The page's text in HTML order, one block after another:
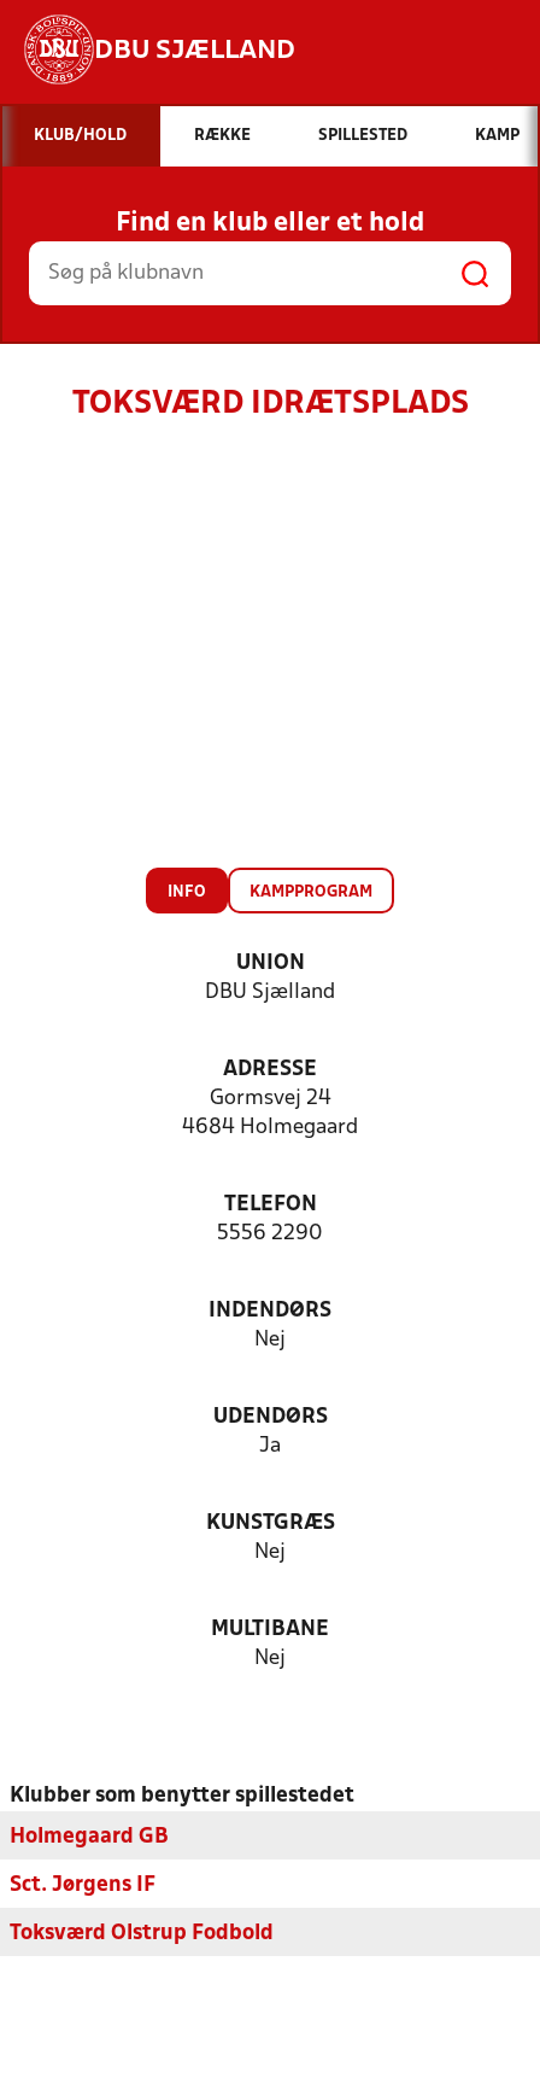
DBU SJÆLLAND
Hvad vil du søge efter?
INDHOLD OG NYHEDER
STILLINGER, RESULTATER, KLUBBER OG
HOLD
KLUB/HOLD RÆKKE SPILLESTED KAMP
Find en klub eller et hold
TOKSVÆRD IDRÆTSPLADS
INFO KAMPPROGRAM
UNION
DBU Sjælland
ADRESSE
Gormsvej 24
4684 Holmegaard
TELEFON
5556 2290
INDENDØRS
Nej
UDENDØRS
Ja
KUNSTGRÆS
Nej
MULTIBANE
Nej
Klubber som benytter spillestedet
Holmegaard GB
Sct. Jørgens IF
Toksværd Olstrup Fodbold